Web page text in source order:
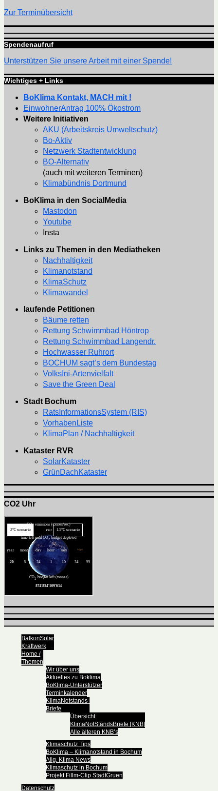
Zur Terminübersicht
Spendenaufruf
Unterstützen Sie unsere Arbeit mit einer Spende!
Wichtiges + Links
BoKlima Kontakt, MACH mit !
EinwohnerAntrag 100% Ökostrom
Weitere Initiativen
AKU (Arbeitskreis Umweltschutz)
Bo-Aktiv
Netzwerk Stadtentwicklung
BO-Alternativ
(auch mit weiteren Terminen)
Klimabündnis Dortmund
BoKlima in den SocialMedia
Mastodon
Youtube
Insta
Links zu Themen in den Mediatheken
Nachhaltigkeit
Klimanotstand
KlimaSchutz
Klimawandel
laufende Petitionen
Bäume retten
Rettung Schwimmbad Höntrop
Rettung Schwimmbad Langendr.
Hochwasser Ruhrort
BOCHUM sagt’s dem Bundestag
VolksIni-Artenvielfalt
Save the Green Deal
Stadt Bochum
RatsInformationsSystem (RIS)
VorhabenListe
KlimaPlan / Nachhaltigkeit
Kataster RVR
SolarKataster
GrünDachKataster
CO2 Uhr
BalkonSolar
Kraftwerk
Home /
Themen
Wir über uns
Aktuelles zu Boklima
BoKlima-Unterstützer
Terminkalender
KlimaNotstands-
Briefe
Übersicht
KlimaNotStandsBriefe [KNB]
Alle älteren KNB’s
Klimaschutz Tips
BoKlima – Klimanotstand in Bochum
Allg. Klima News
Klimaschutz in Bochum
Projekt Fillm-Clip StadtGruen
Datenschutz